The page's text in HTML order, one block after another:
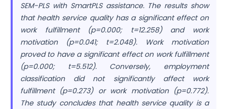
SEM-PLS with SmartPLS assistance. The results show
that health service quality has a significant effect on
work fulfillment (p=0.000; t=12.258) and work
motivation (p=0.041; t=2.048). Work motivation
proved to have a significant effect on work fulfillment
(p=0.000; t=5.512). Conversely, employment
classification did not significantly affect work
fulfillment (p=0.273) or work motivation (p=0.772).
The study concludes that health service quality is a